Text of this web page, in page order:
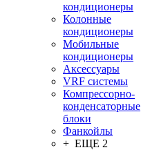
кондиционеры
Колонные
кондиционеры
Мобильные
кондиционеры
Аксессуары
VRF системы
Компрессорно-
конденсаторные
блоки
Фанкойлы
+ ЕЩЕ 2